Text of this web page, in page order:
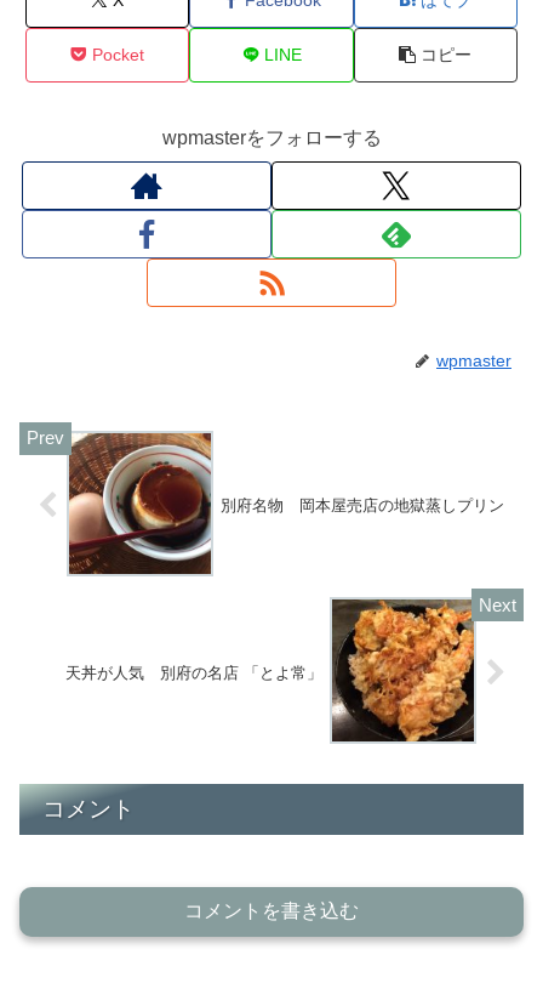
Pocket LINE コピー
wpmasterをフォローする
wpmaster
別府名物 岡本屋売店の地獄蒸しプリン
天丼が人気 別府の名店 「とよ常」
コメント
コメントを書き込む